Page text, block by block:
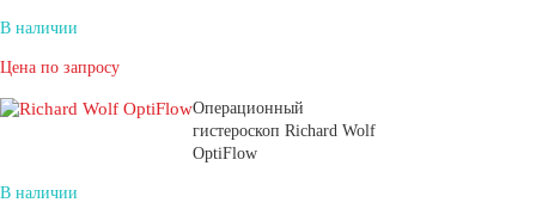
В наличии
Цена по запросу
Операционный
гистероскоп Richard Wolf
OptiFlow
В наличии